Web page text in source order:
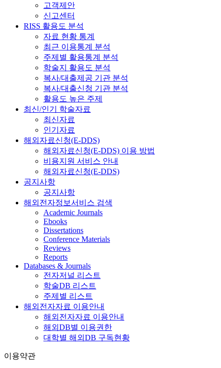
고객제안
신고센터
RISS 활용도 분석
자료 현황 통계
최근 이용통계 분석
주제별 활용통계 분석
학술지 활용도 분석
복사/대출제공 기관 분석
복사/대출신청 기관 분석
활용도 높은 주제
최신/인기 학술자료
최신자료
인기자료
해외자료신청(E-DDS)
해외자료신청(E-DDS) 이용 방법
비용지원 서비스 안내
해외자료신청(E-DDS)
공지사항
공지사항
해외전자정보서비스 검색
Academic Journals
Ebooks
Dissertations
Conference Materials
Reviews
Reports
Databases & Journals
전자저널 리스트
학술DB 리스트
주제별 리스트
해외전자자료 이용안내
해외전자자료 이용안내
해외DB별 이용권한
대학별 해외DB 구독현황
이용약관